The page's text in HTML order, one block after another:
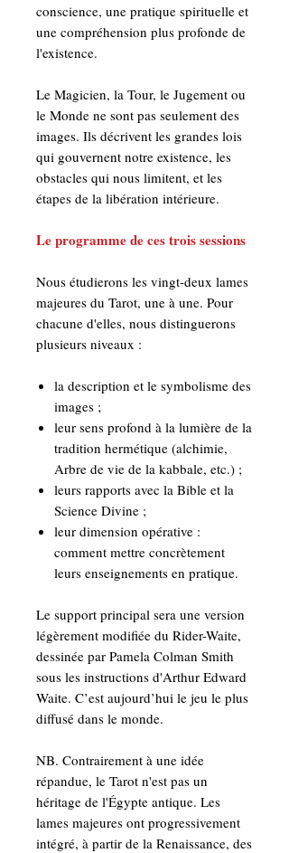
conscience, une pratique spirituelle et
une compréhension plus profonde de
l'existence.
Le Magicien, la Tour, le Jugement ou
le Monde ne sont pas seulement des
images. Ils décrivent les grandes lois
qui gouvernent notre existence, les
obstacles qui nous limitent, et les
étapes de la libération intérieure.
Le programme de ces trois sessions
Nous étudierons les vingt-deux lames
majeures du Tarot, une à une. Pour
chacune d'elles, nous distinguerons
plusieurs niveaux :
la description et le symbolisme des
images ;
leur sens profond à la lumière de la
tradition hermétique (alchimie,
Arbre de vie de la kabbale, etc.) ;
leurs rapports avec la Bible et la
Science Divine ;
leur dimension opérative :
comment mettre concrètement
leurs enseignements en pratique.
Le support principal sera une version
légèrement modifiée du Rider-Waite,
dessinée par Pamela Colman Smith
sous les instructions d'Arthur Edward
Waite. C’est aujourd’hui le jeu le plus
diffusé dans le monde.
NB. Contrairement à une idée
répandue, le Tarot n'est pas un
héritage de l'Égypte antique. Les
lames majeures ont progressivement
intégré, à partir de la Renaissance, des